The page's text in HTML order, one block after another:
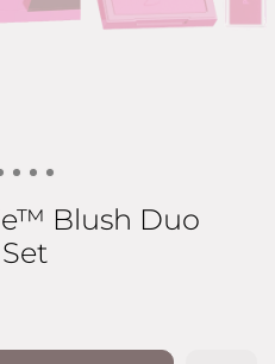
Blush Duo